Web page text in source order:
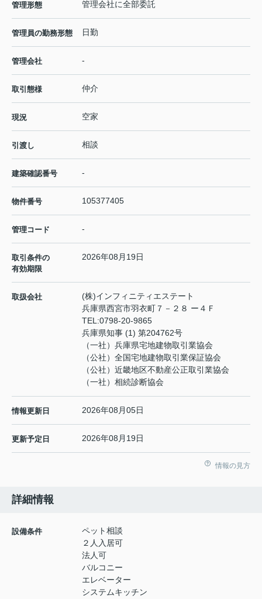
管理形態 管理会社に全部委託
管理員の勤務形態 日勤
管理会社 -
取引態様 仲介
現況 空家
引渡し 相談
建築確認番号 -
物件番号 105377405
管理コード -
取引条件の
有効期限
2026年08月19日
取扱会社
(株)インフィニティエステート
兵庫県西宮市羽衣町７－２８ ー４Ｆ
TEL:0798-20-9865
兵庫県知事 (1) 第204762号
（一社）兵庫県宅地建物取引業協会
（公社）全国宅地建物取引業保証協会
（公社）近畿地区不動産公正取引業協会
（一社）相続診断協会
情報更新日 2026年08月05日
更新予定日 2026年08月19日
情報の見方
詳細情報
設備条件
ペット相談
２人入居可
法人可
バルコニー
エレベーター
システムキッチン